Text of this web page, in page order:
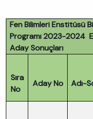
Fen Bilimleri Enstitüsü
Programı 2023-2024
Aday Sonuçları
Sıra
No
Aday No Adı-